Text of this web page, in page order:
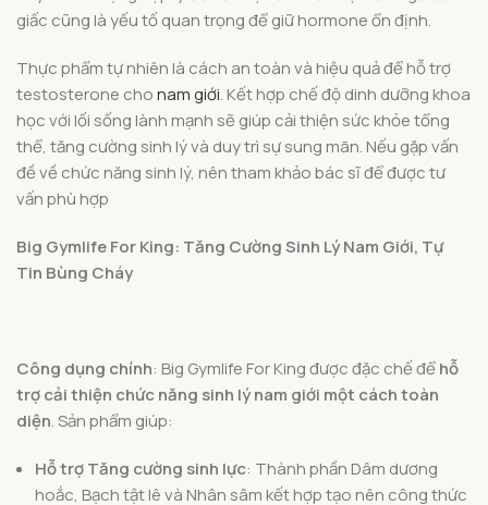
giấc cũng là yếu tố quan trọng để giữ hormone ổn định.
Thực phẩm tự nhiên là cách an toàn và hiệu quả để hỗ trợ
testosterone chonam giới. Kết hợp chế độ dinh dưỡng khoa
học với lối sống lành mạnh sẽ giúp cải thiện sức khỏe tổng
thể, tăng cường sinh lý và duy trì sự sung mãn. Nếu gặp vấn
đề về chức năng sinh lý, nên tham khảo bác sĩ để được tư
vấn phù hợp
Big Gymlife For King: Tăng Cường Sinh Lý Nam Giới, Tự
Tin Bùng Cháy
Công dụng chính: Big Gymlife For King được đặc chế đểhỗ
trợ cải thiện chức năng sinh lý nam giới một cách toàn
diện. Sản phẩm giúp:
Hỗ trợ Tăng cường sinh lực: Thành phần Dâm dương
hoắc, Bạch tật lê và Nhân sâm kết hợp tạo nên công thức